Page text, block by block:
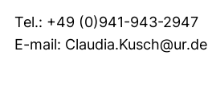
Tel.: +49 (0)941-943-2947
E-mail: Claudia.Kusch@ur.de